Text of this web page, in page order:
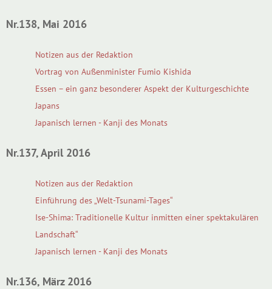
Nr.138, Mai 2016
Notizen aus der Redaktion
Vortrag von Außenminister Fumio Kishida
Essen – ein ganz besonderer Aspekt der Kulturgeschichte
Japans
Japanisch lernen - Kanji des Monats
Nr.137, April 2016
Notizen aus der Redaktion
Einführung des „Welt-Tsunami-Tages“
Ise-Shima: Traditionelle Kultur inmitten einer spektakulären
Landschaft“
Japanisch lernen - Kanji des Monats
Nr.136, März 2016